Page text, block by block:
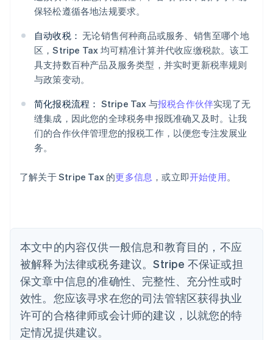
保轻松遵循各地法规要求。
自动收税： 无论销售何种商品或服务、销售至哪个地
区，Stripe Tax 均可精准计算并代收应缴税款。该工
具支持数百种产品及服务类型，并实时更新税率规则
与政策变动。
简化报税流程： Stripe Tax 与报税合作伙伴实现了无
缝集成，因此您的全球税务申报既准确又及时。让我
们的合作伙伴管理您的报税工作，以便您专注发展业
务。
了解关于 Stripe Tax 的更多信息 ，或立即开始使用。
本文中的内容仅供一般信息和教育目的，不应
被解释为法律或税务建议。Stripe 不保证或担
保文章中信息的准确性、完整性、充分性或时
效性。您应该寻求在您的司法管辖区获得执业
许可的合格律师或会计师的建议，以就您的特
定情况提供建议。
阿联酋
English
爱尔兰
爱沙尼亚
English
奥地利
DeutschEnglish
澳大利亚
巴西
比利时
波兰
English
丹麦
English
德国
Deutsch English
法国
FrançaisEnglish